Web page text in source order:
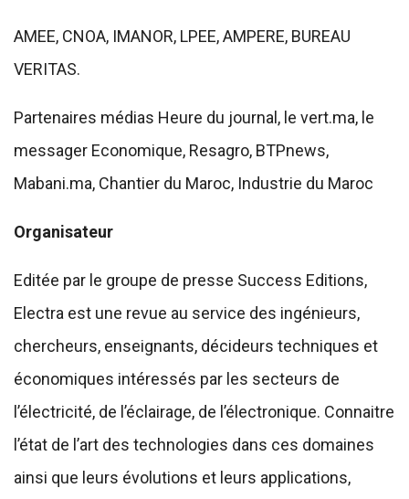
AMEE, CNOA, IMANOR, LPEE, AMPERE, BUREAU
VERITAS.
Partenaires médias Heure du journal, le vert.ma, le
messager Economique, Resagro, BTPnews,
Mabani.ma, Chantier du Maroc, Industrie du Maroc
Organisateur
Editée par le groupe de presse Success Editions,
Electra est une revue au service des ingénieurs,
chercheurs, enseignants, décideurs techniques et
économiques intéressés par les secteurs de
l’électricité, de l’éclairage, de l’électronique. Connaitre
l’état de l’art des technologies dans ces domaines
ainsi que leurs évolutions et leurs applications,